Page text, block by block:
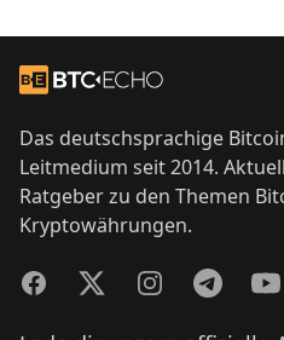
Zur Startseite
Das deutschsprachige
Leitmedium seit 2014.
Ratgeber zu den Themen
Kryptowährungen.
FacebookTwitterInstagramTelegram